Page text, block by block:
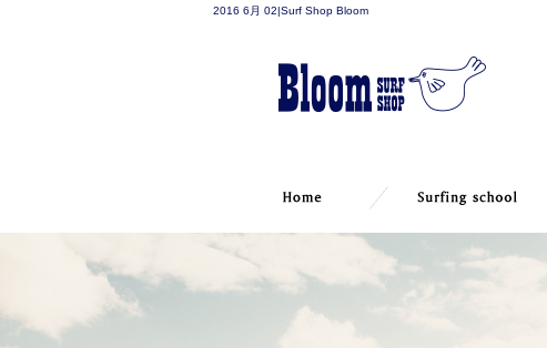
2016 6月 02|Surf Shop Bloom